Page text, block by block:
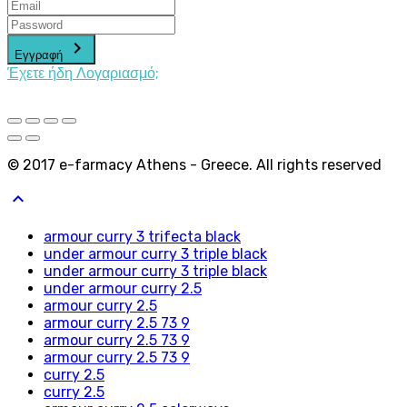
Εγγραφή keyboard_arrow_right
Έχετε ήδη Λογαριασμό;
© 2017 e-farmacy Athens - Greece. All rights reserved
keyboard_arrow_up
armour curry 3 trifecta black
under armour curry 3 triple black
under armour curry 3 triple black
under armour curry 2.5
armour curry 2.5
armour curry 2.5 73 9
armour curry 2.5 73 9
armour curry 2.5 73 9
curry 2.5
curry 2.5